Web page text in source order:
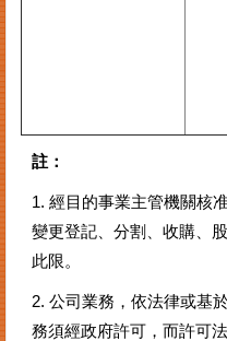
計
資
訊
其
他
關
註：
1. 經目的事業主管機關核
變更登記、分割、收購、
此限。
2. 公司業務，依法律或基
務須經政府許可，而許可